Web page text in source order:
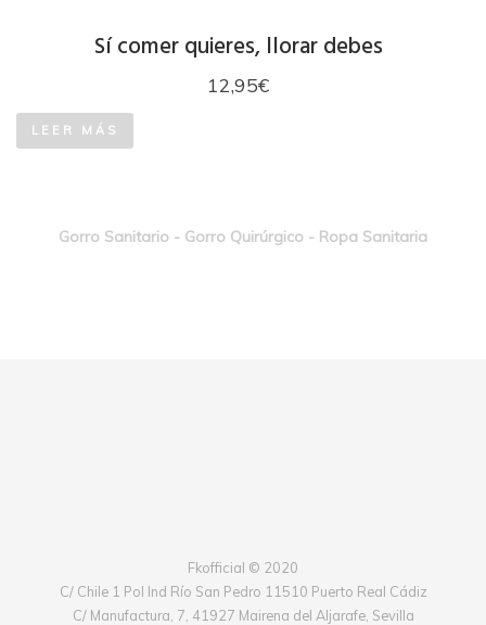
Sí comer quieres, llorar debes
12,95€
LEER MÁS
Gorro Sanitario - Gorro Quirúrgico - Ropa Sanitaria
Fkofficial © 2020
C/ Chile 1 Pol Ind Río San Pedro 11510 Puerto Real Cádiz
C/ Manufactura, 7, 41927 Mairena del Aljarafe, Sevilla